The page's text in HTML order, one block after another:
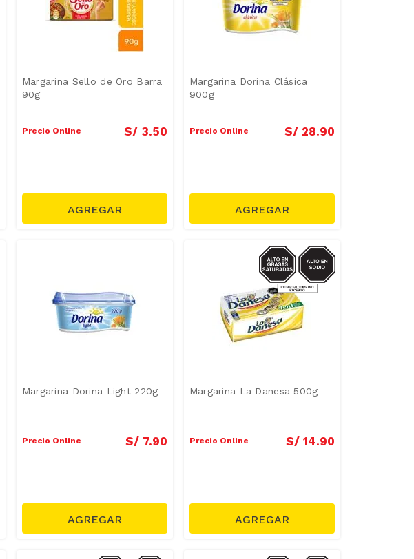
Margarina Sello de Oro Barra
90g
Precio Online S/ 3.50
Margarina Dorina Clásica
900g
Precio Online S/ 28.90
Margarina Dorina Light 220g
Precio Online S/ 7.90
SODIO/GRASAS-
SAT
Margarina La Danesa 500g
Precio Online S/ 14.90